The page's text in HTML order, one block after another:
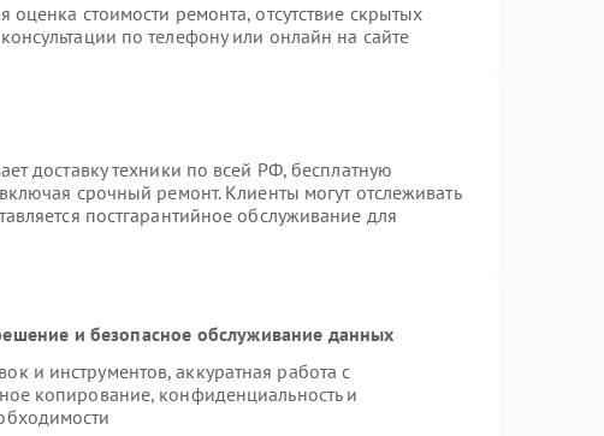
стоимости ремонта, отсутствие скрытых
по телефону или онлайн на сайте
доставку техники по всей РФ, бесплатную
срочный ремонт. Клиенты могут отслеживать
постгарантийное обслуживание для
и безопасное обслуживание данных
и инструментов, аккуратная работа с
копирование, конфиденциальность и